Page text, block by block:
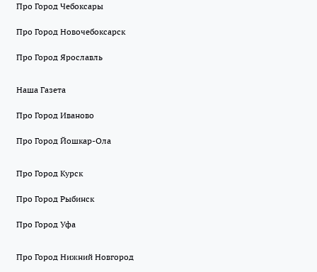
Про Город Чебоксары
Про Город Новочебоксарск
Про Город Ярославль
Наша Газета
Про Город Иваново
Про Город Йошкар-Ола
Про Город Курск
Про Город Рыбинск
Про Город Уфа
Про Город Нижний Новгород